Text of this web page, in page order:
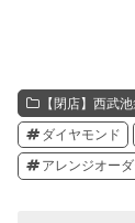
【閉店】西武
ダイヤモンド
アレンジオー